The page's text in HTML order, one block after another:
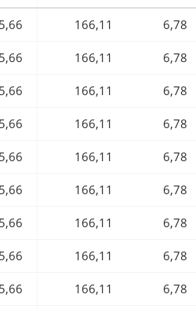
166,11 6,78
166,11 6,78
166,11 6,78
166,11 6,78
166,11 6,78
166,11 6,78
166,11 6,78
166,11 6,78
166,11 6,78